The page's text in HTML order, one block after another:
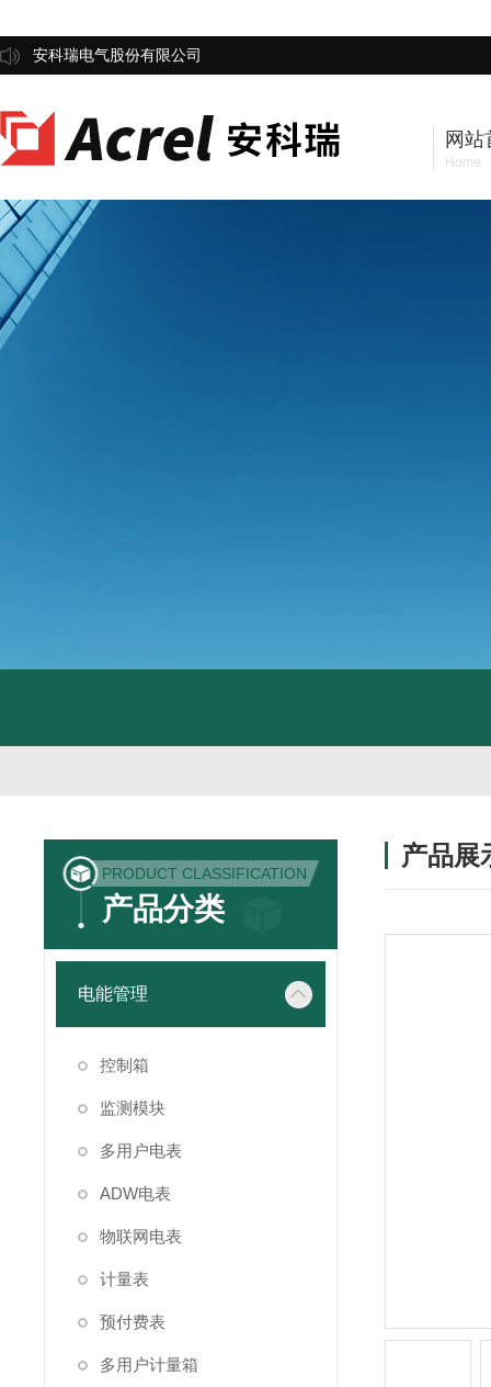
安科瑞电气股份有限公司
网站
Home
产品展
PRODUCT CLASSIFICATION
产品分类
电能管理
控制箱
监测模块
多用户电表
ADW电表
物联网电表
计量表
预付费表
多用户计量箱